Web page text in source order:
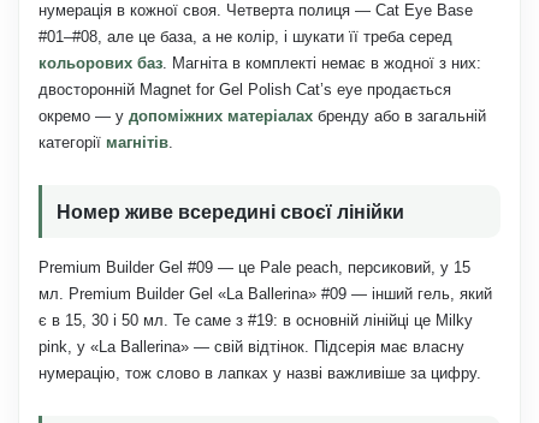
нумерація в кожної своя. Четверта полиця — Cat Eye Base
#01–#08, але це база, а не колір, і шукати її треба серед
кольорових баз. Магніта в комплекті немає в жодної з них:
двосторонній Magnet for Gel Polish Cat’s eye продається
окремо — удопоміжних матеріалах бренду або в загальній
категорії магнітів.
Номер живе всередині своєї лінійки
Premium Builder Gel #09 — це Pale peach, персиковий, у 15
мл. Premium Builder Gel «La Ballerina» #09 — інший гель, який
є в 15, 30 і 50 мл. Те саме з #19: в основній лінійці це Milky
pink, у «La Ballerina» — свій відтінок. Підсерія має власну
нумерацію, тож слово в лапках у назві важливіше за цифру.